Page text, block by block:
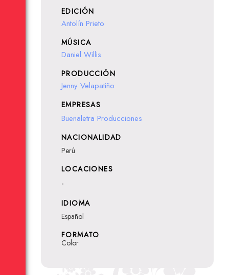
EDICIÓN
Antolín Prieto
MÚSICA
Daniel Willis
PRODUCCIÓN
Jenny Velapatiño
EMPRESAS
Buenaletra Producciones
NACIONALIDAD
Perú
LOCACIONES
-
IDIOMA
Español
FORMATO
Color